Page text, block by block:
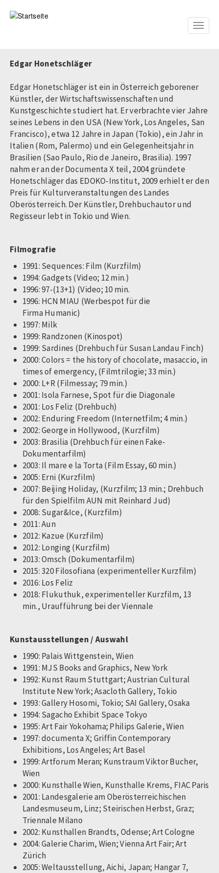
zum
Toggle
Edgar Honetschläger
Edgar Honetschläger ist ein in Österreich geborener
Künstler, der Wirtschaftswissenschaften und
Kunstgeschichte studiert hat. Er verbrachte vier Jahre
seines Lebens in den USA (New York, Los Angeles, San
Francisco), etwa 12 Jahre in Japan (Tokio), ein Jahr in
Italien (Rom, Palermo) und ein Gelegenheitsjahr in
Brasilien (Sao Paulo, Rio de Janeiro, Brasilia). 1997
nahm er an der Documenta X teil, 2004 gründete
Honetschläger das EDOKO-Institut, 2009 erhielt er den
Preis für Kulturveranstaltungen des Landes
Oberösterreich. Der Künstler, Drehbuchautor und
Regisseur lebt in Tokio und Wien.
Filmografie
1991: Sequences: Film (Kurzfilm)
1994: Gadgets (Video; 12 min.)
1996: 97-(13+1) (Video; 10 min.
1996: HCN MIAU (Werbespot für die
Firma Humanic)
1997: Milk
1999: Randzonen (Kinospot)
1999: Sardines (Drehbuch für Susan Landau Finch)
2000: Colors = the history of chocolate, masaccio, in
times of emergency, (Filmtrilogie; 33 min.)
2000: L+R (Filmessay; 79 min.)
2001: Isola Farnese, Spot für die Diagonale
2001: Los Feliz (Drehbuch)
2002: Enduring Freedom (Internetfilm; 4 min.)
2002: George in Hollywood, (Kurzfilm)
2003: Brasilia (Drehbuch für einen Fake-
Dokumentarfilm)
2003: Il mare e la Torta (Film Essay, 60 min.)
2005: Erni (Kurzfilm)
2007: Beijing Holiday, (Kurzfilm; 13 min.; Drehbuch
für den Spielfilm AUN mit Reinhard Jud)
2008: Sugar&Ice, (Kurzfilm)
2011: Aun
2012: Kazue (Kurzfilm)
2012: Longing (Kurzfilm)
2013: Omsch (Dokumentarfilm)
2015: 320 Filosofiana (experimenteller Kurzfilm)
2016: Los Feliz
2018: Flukuthuk, experimenteller Kurzfilm, 13
min., Uraufführung bei der Viennale
Kunstausstellungen / Auswahl
1990: Palais Wittgenstein, Wien
1991: MJS Books and Graphics, New York
1992: Kunst Raum Stuttgart; Austrian Cultural
Institute New York; Asacloth Gallery, Tokio
1993: Gallery Hosomi, Tokio; SAI Gallery, Osaka
1994: Sagacho Exhibit Space Tokyo
1995: Art Fair Yokohama; Philips Galerie, Wien
1997: documenta X; Griffin Contemporary
Exhibitions, Los Angeles; Art Basel
1999: Artforum Meran; Kunstraum Viktor Bucher,
Wien
2000: Kunsthalle Wien, Kunsthalle Krems, FIAC Paris
2001: Landesgalerie am Oberösterreichischen
Landesmuseum, Linz; Steirischen Herbst, Graz;
Triennale Milano
2002: Kunsthallen Brandts, Odense; Art Cologne
2004: Galerie Charim, Wien; Vienna Art Fair; Art
Zürich
2005: Weltausstellung, Aichi, Japan; Hangar 7,